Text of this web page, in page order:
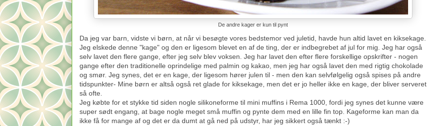
De andre kager er kun til pynt
Da jeg var barn, vidste vi børn, at når vi besøgte vores bedstemor ved juletid, havde hun altid lavet en kiksekage.
Jeg elskede denne "kage" og den er ligesom blevet en af de ting, der er indbegrebet af jul for mig. Jeg har også
selv lavet den flere gange, efter jeg selv blev voksen. Jeg har lavet den efter flere forskellige opskrifter - nogen
gange efter den traditionelle oprindelige med palmin og kakao, men jeg har også lavet den med rigtig chokolade
og smør. Jeg synes, det er en kage, der ligesom hører julen til - men den kan selvfølgelig også spises på andre
tidspunkter- Mine børn er altså også ret glade for kiksekage, men det er jo heller ikke en kage, der bliver serveret
så ofte.
Jeg købte for et stykke tid siden nogle silikoneforme til mini muffins i Rema 1000, fordi jeg synes det kunne være
super sødt engang, at bage nogle meget små muffin og pynte dem med en lille fin top. Kageforme kan man da
ikke få for mange af og det er da dumt at gå ned på udstyr, har jeg sikkert også tænkt :-)